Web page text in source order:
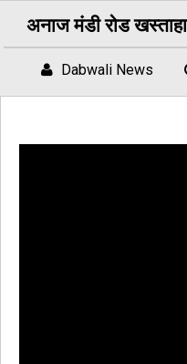
अनाज मंडी रोड
Dabwali News